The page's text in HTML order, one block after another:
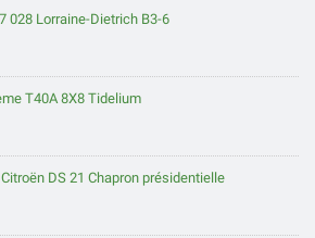
028 Lorraine-Dietrich B3-6
T40A 8X8 Tidelium
DS 21 Chapron présidentielle